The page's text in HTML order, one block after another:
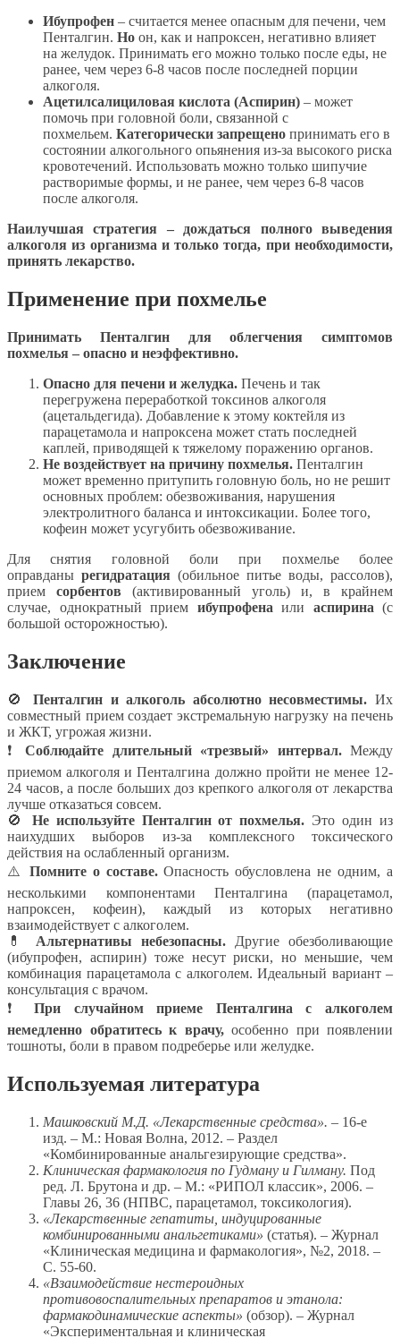
Ибупрофен – считается менее опасным для печени, чем
Пенталгин. Но он, как и напроксен, негативно влияет
на желудок. Принимать его можно только после еды, не
ранее, чем через 6-8 часов после последней порции
алкоголя.
Ацетилсалициловая кислота (Аспирин) – может
помочь при головной боли, связанной с
похмельем. Категорически запрещено принимать его в
состоянии алкогольного опьянения из-за высокого риска
кровотечений. Использовать можно только шипучие
растворимые формы, и не ранее, чем через 6-8 часов
после алкоголя.
Наилучшая стратегия – дождаться полного выведения
алкоголя из организма и только тогда, при необходимости,
принять лекарство.
Применение при похмелье
Принимать Пенталгин для облегчения симптомов
похмелья – опасно и неэффективно.
Опасно для печени и желудка. Печень и так
перегружена переработкой токсинов алкоголя
(ацетальдегида). Добавление к этому коктейля из
парацетамола и напроксена может стать последней
каплей, приводящей к тяжелому поражению органов.
Не воздействует на причину похмелья. Пенталгин
может временно притупить головную боль, но не решит
основных проблем: обезвоживания, нарушения
электролитного баланса и интоксикации. Более того,
кофеин может усугубить обезвоживание.
Для снятия головной боли при похмелье более
оправданы регидратация (обильное питье воды, рассолов),
прием сорбентов (активированный уголь) и, в крайнем
случае, однократный прием ибупрофена или аспирина (с
большой осторожностью).
Заключение
🚫Пенталгин и алкоголь абсолютно несовместимы. Их
совместный прием создает экстремальную нагрузку на печень
и ЖКТ, угрожая жизни.
❗ Соблюдайте длительный «трезвый» интервал.Между
приемом алкоголя и Пенталгина должно пройти не менее 12-
24 часов, а после больших доз крепкого алкоголя от лекарства
лучше отказаться совсем.
🚫 Не используйте Пенталгин от похмелья. Это один из
наихудших выборов из-за комплексного токсического
действия на ослабленный организм.
⚠️ Помните о составе.Опасность обусловлена не одним, а
несколькими компонентами Пенталгина (парацетамол,
напроксен, кофеин), каждый из которых негативно
взаимодействует с алкоголем.
💊 Альтернативы небезопасны. Другие обезболивающие
(ибупрофен, аспирин) тоже несут риски, но меньшие, чем
комбинация парацетамола с алкоголем. Идеальный вариант –
консультация с врачом.
❗При случайном приеме Пенталгина с алкоголем
немедленно обратитесь к врачу,особенно при появлении
тошноты, боли в правом подреберье или желудке.
Используемая литература
Машковский М.Д. «Лекарственные средства». – 16-е
изд. – М.: Новая Волна, 2012. – Раздел
«Комбинированные анальгезирующие средства».
Клиническая фармакология по Гудману и Гилману. Под
ред. Л. Брутона и др. – М.: «РИПОЛ классик», 2006. –
Главы 26, 36 (НПВС, парацетамол, токсикология).
«Лекарственные гепатиты, индуцированные
комбинированными анальгетиками» (статья). – Журнал
«Клиническая медицина и фармакология», №2, 2018. –
С. 55-60.
«Взаимодействие нестероидных
противовоспалительных препаратов и этанола:
фармакодинамические аспекты» (обзор). – Журнал
«Экспериментальная и клиническая